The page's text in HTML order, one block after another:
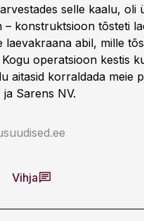
selle kaalu, oli
– konstruktsioon tõsteti
laevakraana abil, mille
operatsioon kestis
aitasid korraldada meie
Sarens NV.
Vihja